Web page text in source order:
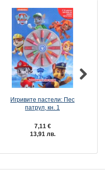
Игривите пастели: Пес
патрул, кн. 1
7,11 €
13,91 лв.